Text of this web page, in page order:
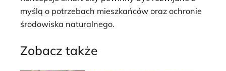
myślą o potrzebach mieszkańców oraz ochronie
środowiska naturalnego.
Zobacz także